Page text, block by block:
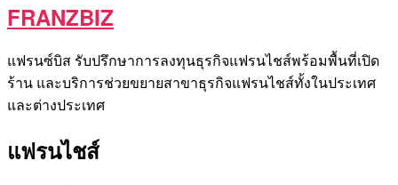
FRANZBIZ
แฟรนซ์บิส รับปรึกษาการลงทุนธุรกิจแฟรนไชส์พร้อมพื้นที่เปิด
ร้าน และบริการช่วยขยายสาขาธุรกิจแฟรนไชส์ทั้งในประเทศ
และต่างประเทศ
แฟรนไชส์